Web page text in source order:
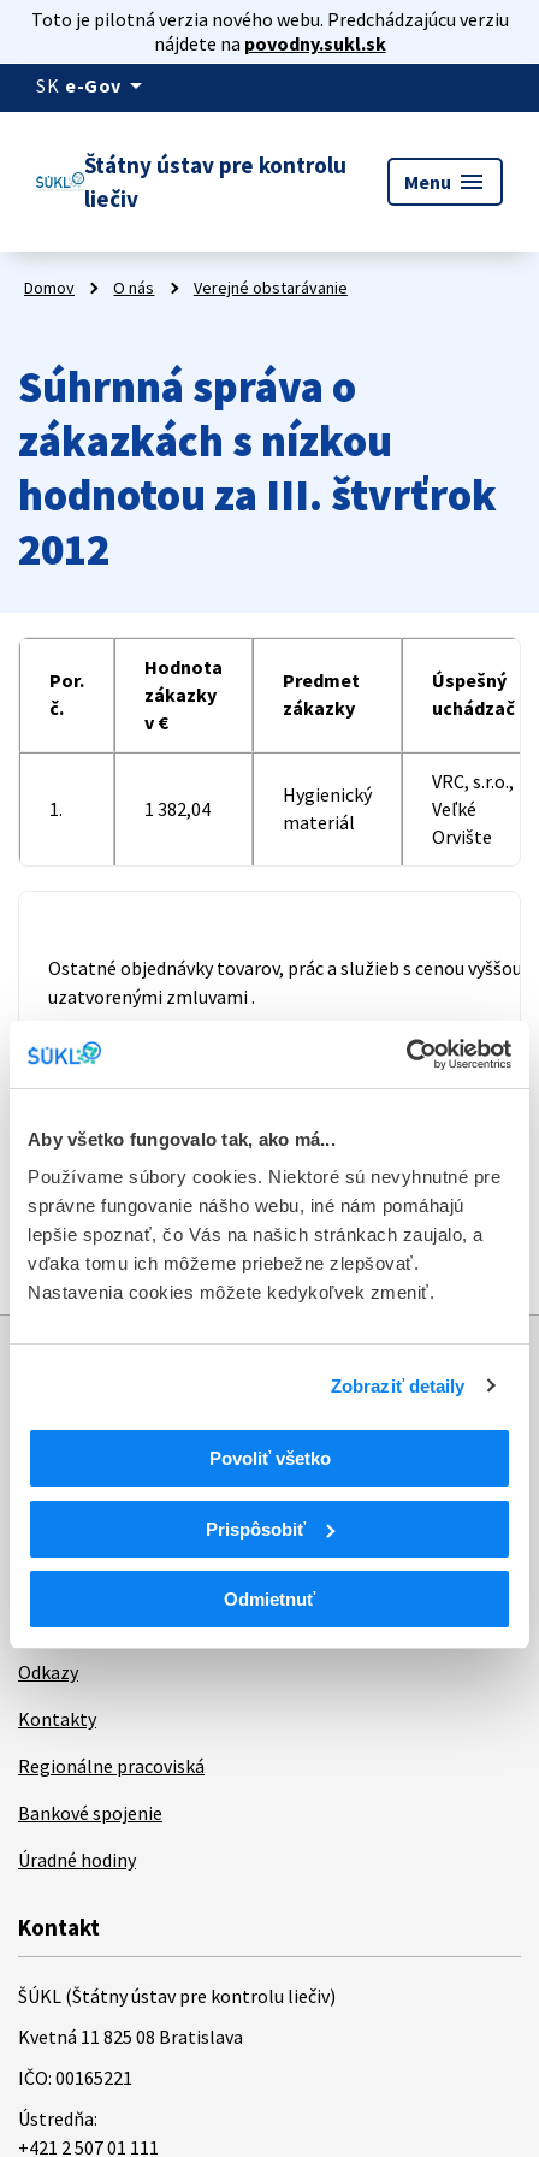
Aby všetko fungovalo tak, ako má...
Používame súbory cookies. Niektoré sú nevyhnutné pre
správne fungovanie nášho webu, iné nám pomáhajú
lepšie spoznať, čo Vás na našich stránkach zaujalo, a
vďaka tomu ich môžeme priebežne zlepšovať.
Nastavenia cookies môžete kedykoľvek zmeniť.
Zobraziť detaily
Povoliť všetko
Prispôsobiť
Odmietnuť
Toto je pilotná verzia nového webu. Predchádzajúcu verziu
nájdete na povodny.sukl.sk
SK e-Gov arrow_drop_down
Štátny ústav pre kontrolu
liečiv
Menu menu
Domov O nás Verejné obstarávanie
Súhrnná správa o
zákazkách s nízkou
hodnotou za III. štvrťrok
2012
Por.
č.
Hodnota
zákazky
v €
Predmet
zákazky
Úspešný
uchádzač
1. 1 382,04
Hygienický
materiál
VRC, s.r.o.,
Veľké
Orvište
Ostatné objednávky tovarov, prác a služieb s cenou vyššou
uzatvorenými zmluvami .
Vypracovala: Ing. Jana Vidová
oddelenie ekonomické
Aktuality
Dotazník spokojnosti zákazníka
Poskytovanie informácií
Ochrana osobných údajov
Odkazy
Kontakty
Regionálne pracoviská
Bankové spojenie
Úradné hodiny
Kontakt
ŠÚKL (Štátny ústav pre kontrolu liečiv)
Kvetná 11 825 08 Bratislava
IČO: 00165221
Ústredňa:
+421 2 507 01 111